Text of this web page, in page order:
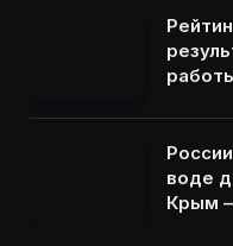
воде
Крым